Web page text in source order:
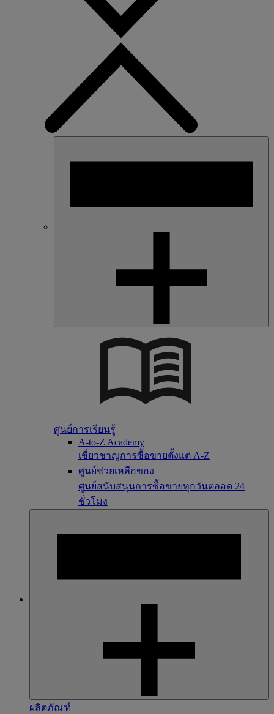
ศูนย์การเรียนรู้
A-to-Z Academy
เชี่ยวชาญการซื้อขายตั้งแต่ A-Z
ศูนย์ช่วยเหลือของ
ศูนย์สนับสนุนการซื้อขายทุกวันตลอด 24
ชั่วโมง
ผลิตภัณฑ์